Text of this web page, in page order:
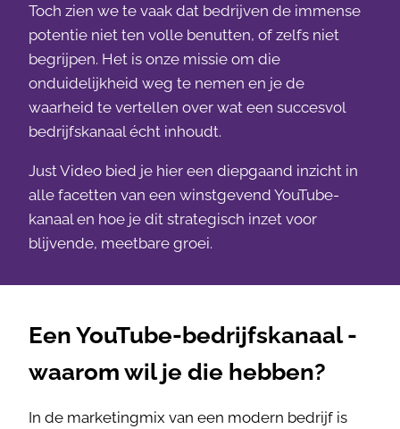
Toch zien we te vaak dat bedrijven de immense
potentie niet ten volle benutten, of zelfs niet
begrijpen. Het is onze missie om die
onduidelijkheid weg te nemen en je de
waarheid te vertellen over wat een succesvol
bedrijfskanaal écht inhoudt.
Just Video bied je hier een diepgaand inzicht in
alle facetten van een winstgevend YouTube-
kanaal en hoe je dit strategisch inzet voor
blijvende, meetbare groei.
Een YouTube-bedrijfskanaal -
waarom wil je die hebben?
In de marketingmix van een modern bedrijf is